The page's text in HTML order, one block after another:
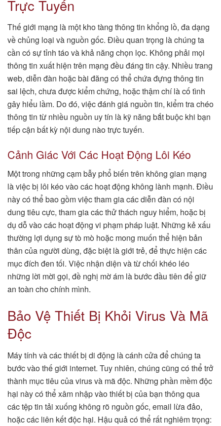
Trực Tuyến
Thế giới mạng là một kho tàng thông tin khổng lồ, đa dạng
về chủng loại và nguồn gốc. Điều quan trọng là chúng ta
cần có sự tỉnh táo và khả năng chọn lọc. Không phải mọi
thông tin xuất hiện trên mạng đều đáng tin cậy. Nhiều trang
web, diễn đàn hoặc bài đăng có thể chứa đựng thông tin
sai lệch, chưa được kiểm chứng, hoặc thậm chí là cố tình
gây hiểu lầm. Do đó, việc đánh giá nguồn tin, kiểm tra chéo
thông tin từ nhiều nguồn uy tín là kỹ năng bắt buộc khi bạn
tiếp cận bất kỳ nội dung nào trực tuyến.
Cảnh Giác Với Các Hoạt Động Lôi Kéo
Một trong những cạm bẫy phổ biến trên không gian mạng
là việc bị lôi kéo vào các hoạt động không lành mạnh. Điều
này có thể bao gồm việc tham gia các diễn đàn có nội
dung tiêu cực, tham gia các thử thách nguy hiểm, hoặc bị
dụ dỗ vào các hoạt động vi phạm pháp luật. Những kẻ xấu
thường lợi dụng sự tò mò hoặc mong muốn thể hiện bản
thân của người dùng, đặc biệt là giới trẻ, để thực hiện các
mục đích đen tối. Việc nhận diện và từ chối khéo léo
những lời mời gọi, đề nghị mờ ám là bước đầu tiên để giữ
an toàn cho chính mình.
Bảo Vệ Thiết Bị Khỏi Virus Và Mã
Độc
Máy tính và các thiết bị di động là cánh cửa để chúng ta
bước vào thế giới internet. Tuy nhiên, chúng cũng có thể trở
thành mục tiêu của virus và mã độc. Những phần mềm độc
hại này có thể xâm nhập vào thiết bị của bạn thông qua
các tệp tin tải xuống không rõ nguồn gốc, email lừa đảo,
hoặc các liên kết độc hại. Hậu quả có thể rất nghiêm trọng: